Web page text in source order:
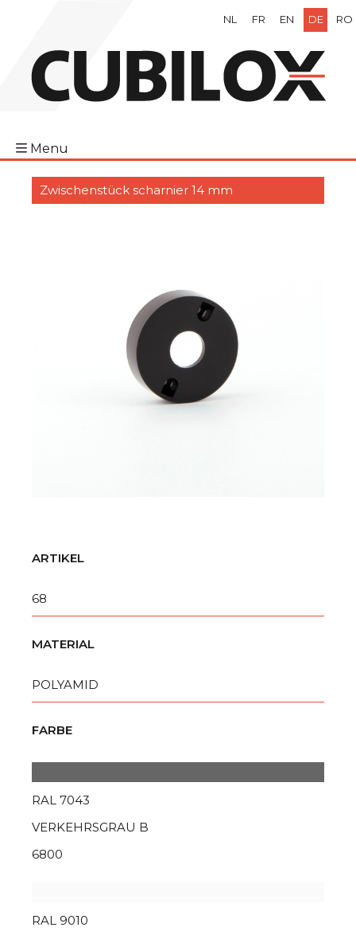
NL FR EN DE RO
Menu
Zwischenstück scharnier 14 mm
ARTIKEL
68
MATERIAL
POLYAMID
FARBE
RAL 7043
VERKEHRSGRAU B
6800
RAL 9010